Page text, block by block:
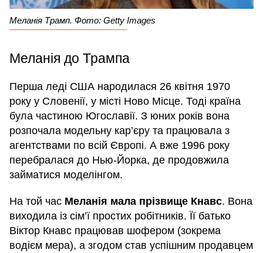
Меланія Трамп. Фото: Getty Images
Меланія до Трампа
Перша леді США народилася 26 квітня 1970
року у Словенії, у місті Ново Місце. Тоді країна
була частиною Югославії. З юних років вона
розпочала модельну кар’єру та працювала з
агентствами по всій Європі. А вже 1996 року
перебралася до Нью-Йорка, де продовжила
займатися моделінгом.
На той час Меланія мала прізвище Кнавс. Вона
виходила із сім’ї простих робітників. Її батько
Віктор Кнавс працював шофером (зокрема
водієм мера), а згодом став успішним продавцем